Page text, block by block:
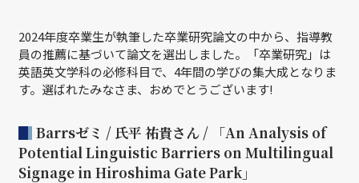
2024年度卒業生が執筆した卒業研究論文の中から、指導教
員の推薦に基づいて論文を選出しました。「卒業研究」は
英語英文学科の必修科目で、4年間の学びの集大成となりま
す。選ばれたみなさま、おめでとうございます!
Barrsゼミ / 氏平 祐貴さん / 「An Analysis of
Potential Linguistic Barriers on Multilingual
Signage in Hiroshima Gate Park」